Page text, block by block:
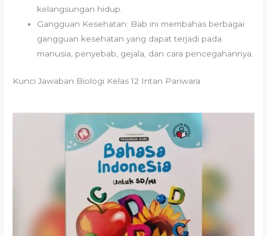
kelangsungan hidup.
Gangguan Kesehatan: Bab ini membahas berbagai
gangguan kesehatan yang dapat terjadi pada
manusia, penyebab, gejala, dan cara pencegahannya.
Kunci Jawaban Biologi Kelas 12 Intan Pariwara